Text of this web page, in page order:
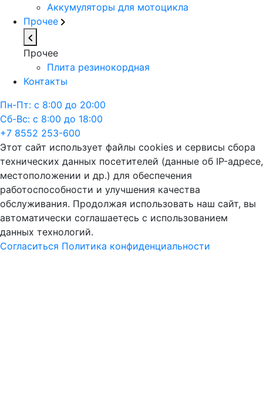
Аккумуляторы для мотоцикла
Прочее
Прочее
Плита резинокордная
Контакты
Пн-Пт: с 8:00 до 20:00
Сб-Вс: с 8:00 до 18:00
+7 8552 253-600
Этот сайт использует файлы cookies и сервисы сбора
технических данных посетителей (данные об IP-адресе,
местоположении и др.) для обеспечения
работоспособности и улучшения качества
обслуживания. Продолжая использовать наш сайт, вы
автоматически соглашаетесь с использованием
данных технологий.
Согласиться Политика конфиденциальности